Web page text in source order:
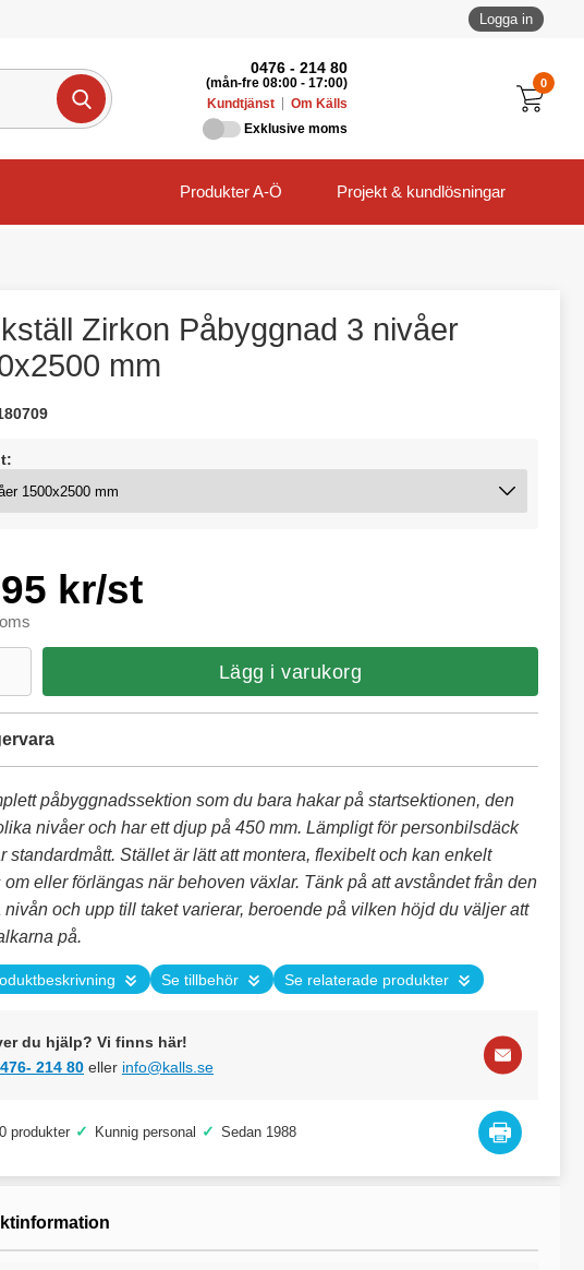
Logga in
0
0476 - 214 80
(mån-fre 08:00 - 17:00)
Kundtjänst
Om Källs
Exklusive moms
Produkter A-Ö Projekt & kundlösningar
Zirkon Påbyggnad 3 nivåer
mm
kr/st
Lägg i varukorg
påbyggnadssektion som du bara hakar på startsektionen, den
nivåer och har ett djup på 450 mm. Lämpligt för personbilsdäck
standardmått. Stället är lätt att montera, flexibelt och kan enkelt
om eller förlängas när behoven växlar. Tänk på att avståndet från den
nivån och upp till taket varierar, beroende på vilken höjd du väljer att
på.
Se tillbehör Se relaterade produkter
du hjälp? Vi finns här!
214 80 eller info@kalls.se
produkter ✓ Kunnig personal ✓ Sedan 1988